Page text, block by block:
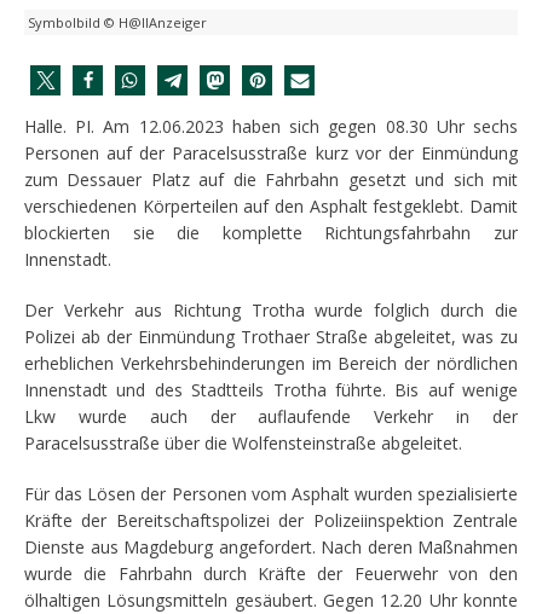
Symbolbild © H@llAnzeiger
Halle. PI. Am 12.06.2023 haben sich gegen 08.30 Uhr sechs
Personen auf der Paracelsusstraße kurz vor der Einmündung
zum Dessauer Platz auf die Fahrbahn gesetzt und sich mit
verschiedenen Körperteilen auf den Asphalt festgeklebt. Damit
blockierten sie die komplette Richtungsfahrbahn zur
Innenstadt.
Der Verkehr aus Richtung Trotha wurde folglich durch die
Polizei ab der Einmündung Trothaer Straße abgeleitet, was zu
erheblichen Verkehrsbehinderungen im Bereich der nördlichen
Innenstadt und des Stadtteils Trotha führte. Bis auf wenige
Lkw wurde auch der auflaufende Verkehr in der
Paracelsusstraße über die Wolfensteinstraße abgeleitet.
Für das Lösen der Personen vom Asphalt wurden spezialisierte
Kräfte der Bereitschaftspolizei der Polizeiinspektion Zentrale
Dienste aus Magdeburg angefordert. Nach deren Maßnahmen
wurde die Fahrbahn durch Kräfte der Feuerwehr von den
ölhaltigen Lösungsmitteln gesäubert. Gegen 12.20 Uhr konnte